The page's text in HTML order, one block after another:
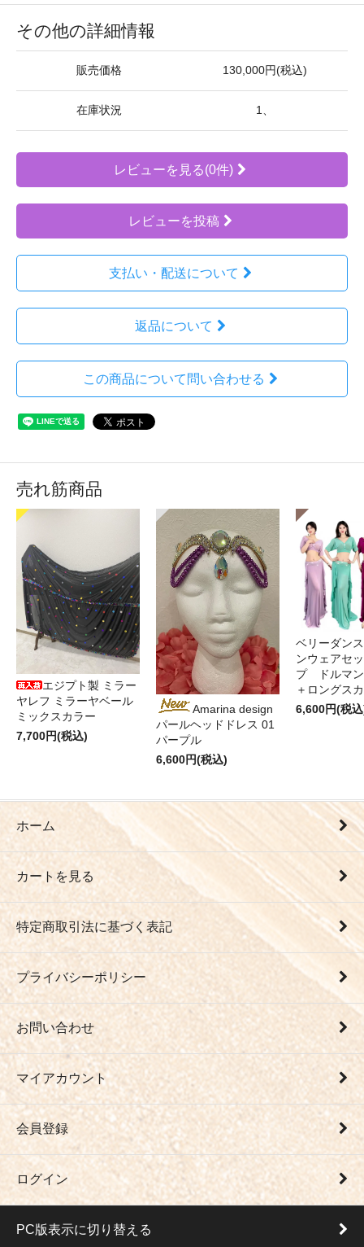
その他の詳細情報
販売価格 130,000円(税込)
在庫状況 1、
レビューを見る(0件)
レビューを投稿
支払い・配送について
返品について
この商品について問い合わせる
売れ筋商品
エジプト製 ミラー
ヤレフ ミラーヤベール
ミックスカラー
7,700円(税込)
Amarina design
パールヘッドドレス 01
パープル
6,600円(税込)
ベリーダン
ンウェアセ
プ ドルマン
＋ロングス
6,600円(税
ホーム
カートを見る
特定商取引法に基づく表記
プライバシーポリシー
お問い合わせ
マイアカウント
会員登録
ログイン
PC版表示に切り替える